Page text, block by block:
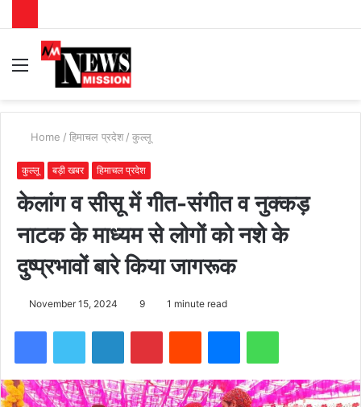
Menu
Home / हिमाचल प्रदेश / कुल्लू
कुल्लू बड़ी खबर हिमाचल प्रदेश
केलांग व सीसू में गीत-संगीत व नुक्कड़
नाटक के माध्यम से लोगों को नशे के
दुष्प्रभावों बारे किया जागरूक
November 15, 2024 9 1 minute read